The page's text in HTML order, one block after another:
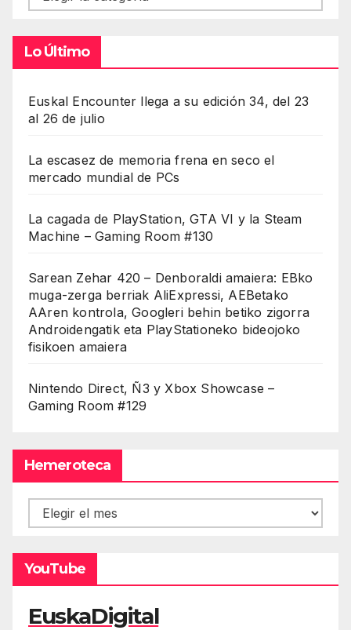
Lo Último
Euskal Encounter llega a su edición 34, del 23
al 26 de julio
La escasez de memoria frena en seco el
mercado mundial de PCs
La cagada de PlayStation, GTA VI y la Steam
Machine – Gaming Room #130
Sarean Zehar 420 – Denboraldi amaiera: EBko
muga-zerga berriak AliExpressi, AEBetako
AAren kontrola, Googleri behin betiko zigorra
Androidengatik eta PlayStationeko bideojoko
fisikoen amaiera
Nintendo Direct, Ñ3 y Xbox Showcase –
Gaming Room #129
Hemeroteca
Hemeroteca
YouTube
EuskaDigital